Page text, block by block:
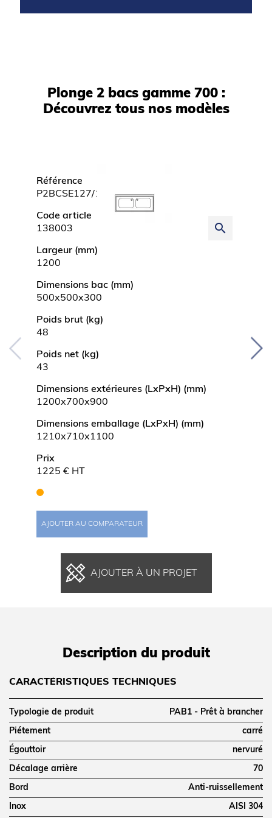
Plonge 2 bacs gamme 700 :
Découvrez tous nos modèles
search
Référence
P2BCSE127/1
Code article
138003
Largeur (mm)
1200
Dimensions bac (mm)
500x500x300
Poids brut (kg)
48
Poids net (kg)
43
Dimensions extérieures (LxPxH) (mm)
1200x700x900
Dimensions emballage (LxPxH) (mm)
1210x710x1100
Prix
1225 € HT
AJOUTER AU COMPARATEUR
Poids
AJOUTER À UN PROJET
Description du produit
CARACTÉRISTIQUES TECHNIQUES
Typologie de produit PAB1 - Prêt à brancher
Piétement carré
Égouttoir nervuré
Décalage arrière 70
Bord Anti-ruissellement
Inox AISI 304